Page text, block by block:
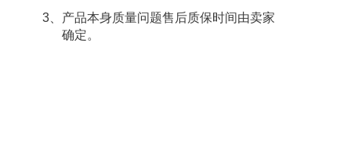
3、产品本身质量问题售后质保时间由卖家
确定。